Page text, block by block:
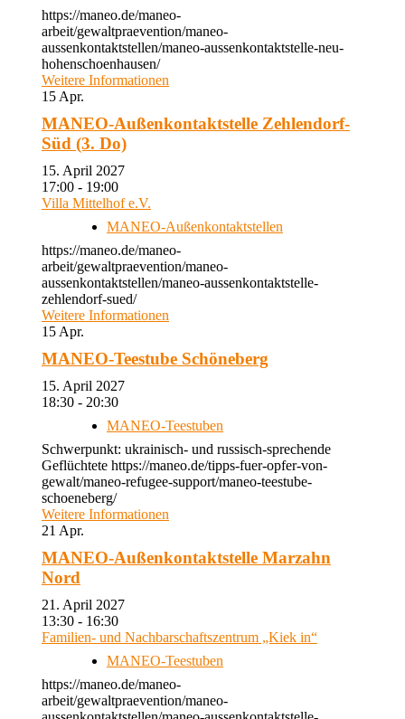
https://maneo.de/maneo-
arbeit/gewaltpraevention/maneo-
aussenkontaktstellen/maneo-aussenkontaktstelle-neu-
hohenschoenhausen/
Weitere Informationen
15 Apr.
MANEO-Außenkontaktstelle Zehlendorf-
Süd (3. Do)
15. April 2027
17:00 - 19:00
Villa Mittelhof e.V.
MANEO-Außenkontaktstellen
https://maneo.de/maneo-
arbeit/gewaltpraevention/maneo-
aussenkontaktstellen/maneo-aussenkontaktstelle-
zehlendorf-sued/
Weitere Informationen
15 Apr.
MANEO-Teestube Schöneberg
15. April 2027
18:30 - 20:30
MANEO-Teestuben
Schwerpunkt: ukrainisch- und russisch-sprechende
Geflüchtete https://maneo.de/tipps-fuer-opfer-von-
gewalt/maneo-refugee-support/maneo-teestube-
schoeneberg/
Weitere Informationen
21 Apr.
MANEO-Außenkontaktstelle Marzahn
Nord
21. April 2027
13:30 - 16:30
Familien- und Nachbarschaftszentrum „Kiek in“
MANEO-Teestuben
https://maneo.de/maneo-
arbeit/gewaltpraevention/maneo-